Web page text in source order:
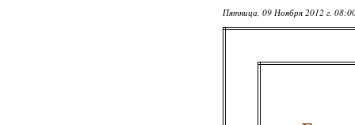
Пятница, 09 Ноября 2012 г.